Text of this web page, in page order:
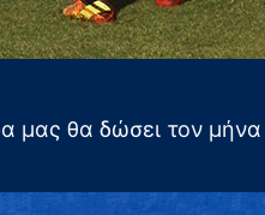
μας θα δώσει τον